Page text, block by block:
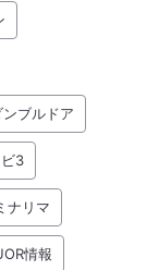
ブルドア
3
ナリマ
情報